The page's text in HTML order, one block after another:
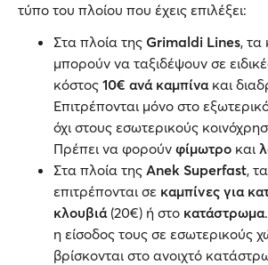
τύπο του πλοίου που έχεις επιλέξει:
Στα πλοία της Grimaldi Lines, τα
μπορούν να ταξιδέψουν σε
κόστος 10€ ανά καμπίνα και
Επιτρέπονται μόνο στο
όχι στους εσωτερικούς
Πρέπει να φορούν φίμωτρο και
Στα πλοία της Anek Superfast,
επιτρέπονται σε καμπίνες για
κλουβιά(20€) ή στο κατάστρωμα
η είσοδος τους σε εσωτερικούς
βρίσκονται στο ανοιχτό